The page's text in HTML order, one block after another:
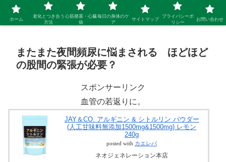
シニア 新しい人生を開拓するブログ
またまた夜間頻尿に悩まされる ほどほど
の股間の緊張が必要？
スポンサーリンク
血管の若返りに。
JAY＆CO. アルギニン & シトルリン パウダー
(人工甘味料無添加1500mg&1500mg) レモン
240g
posted with カエレバ
ネオジェネレーション本店
ホーム
老化とつき合う
方法
心筋梗塞・心臓
病
毎日の身体のケ
ア
サイトマップ
プライバシーポ
リシー
お問い合わせ